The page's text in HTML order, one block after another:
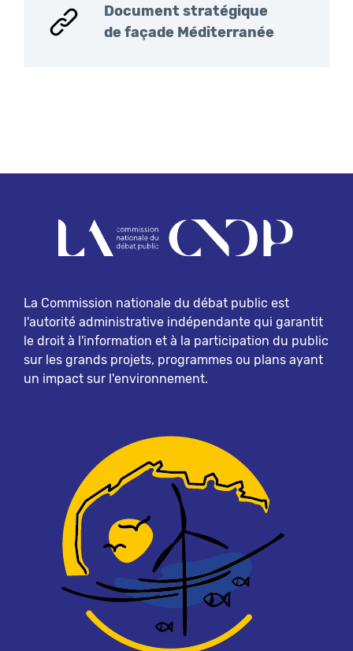
Document stratégique
de façade Méditerranée
La Commission nationale du débat public est
l'autorité administrative indépendante qui garantit
le droit à l'information et à la participation du public
sur les grands projets, programmes ou plans ayant
un impact sur l'environnement.